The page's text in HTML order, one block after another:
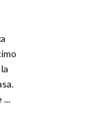
...